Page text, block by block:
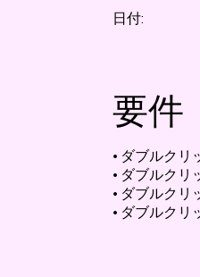
日付:
要件
• ダブルクリ
• ダブルクリ
• ダブルクリ
• ダブルクリ